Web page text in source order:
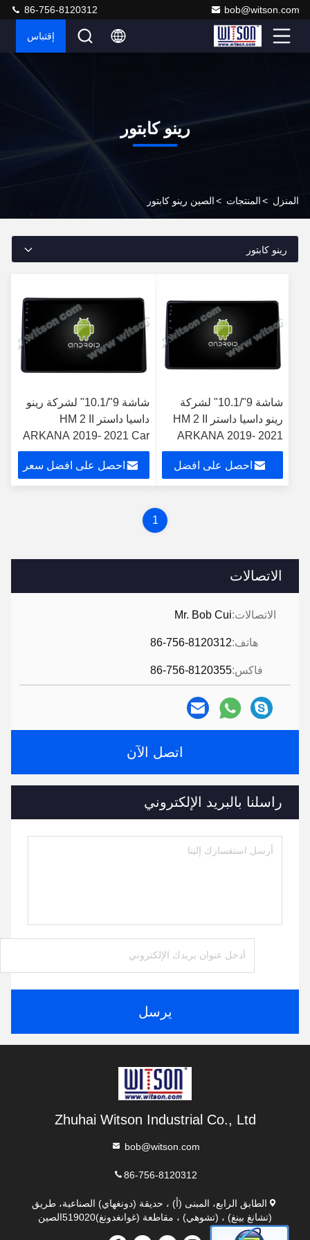
bob@witson.com
86-756-8120312
إقتباس
رينو كابتور
المنزل >المنتجات >الصين رينو كابتور
الاتصالات
الاتصالات:Mr. Bob Cui
هاتف:86-756-8120312
فاكس:86-756-8120355
اتصل الآن
راسلنا بالبريد الإلكتروني
يرسل
رينو كابتور
شاشة 9"/10.1" لشركة
رينو داسيا داستر HM 2 II
ARKANA 2019- 2021
Car Multimedia Stereo
GPS CarPlay Player
((9695/2695)
احصل على افضل
شاشة 9"/10.1" لشركة رينو
داسيا داستر HM 2 II
ARKANA 2019- 2021 Car
Multimedia Stereo GPS
CarPlay Player
((9695/2695)
احصل على افضل سعر
1
Zhuhai Witson Industrial Co., Ltd
bob@witson.com
86-756-8120312
الطابق الرابع، المبنى (أ) ، حديقة (دونغهاي) الصناعية، طريق
(تشانغ بينغ) ، (تشوهي) ، مقاطعة (غوانغدونغ)519020الصين